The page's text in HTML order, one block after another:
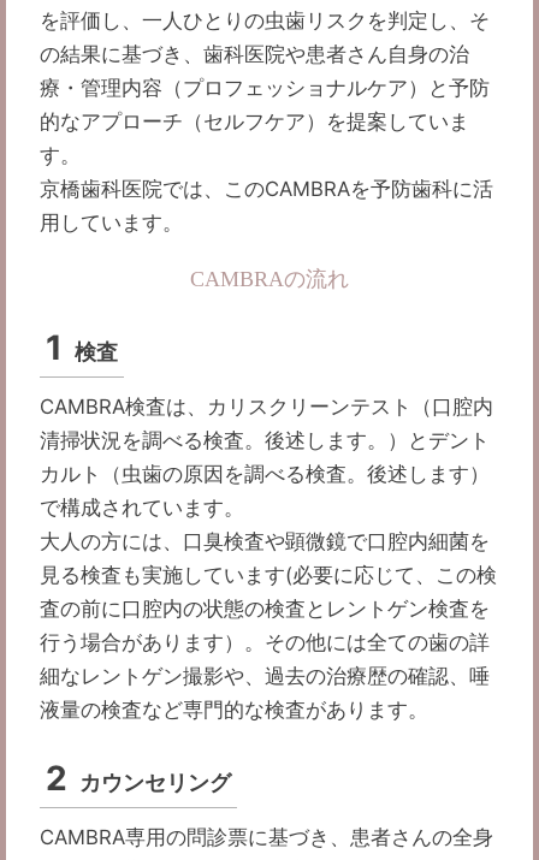
を評価し、一人ひとりの虫歯リスクを判定し、そ
の結果に基づき、歯科医院や患者さん自身の治
療・管理内容（プロフェッショナルケア）と予防
的なアプローチ（セルフケア）を提案していま
す。
京橋歯科医院では、このCAMBRAを予防歯科に活
用しています。
CAMBRAの流れ
1 検査
CAMBRA検査は、カリスクリーンテスト（口腔内
清掃状況を調べる検査。後述します。）とデント
カルト（虫歯の原因を調べる検査。後述します）
で構成されています。
大人の方には、口臭検査や顕微鏡で口腔内細菌を
見る検査も実施しています(必要に応じて、この検
査の前に口腔内の状態の検査とレントゲン検査を
行う場合があります）。その他には全ての歯の詳
細なレントゲン撮影や、過去の治療歴の確認、唾
液量の検査など専門的な検査があります。
2 カウンセリング
CAMBRA専用の問診票に基づき、患者さんの全身